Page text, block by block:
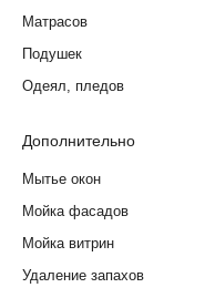
Матрасов
Подушек
Одеял, пледов
Дополнительно
Мытье окон
Мойка фасадов
Мойка витрин
Удаление запахов